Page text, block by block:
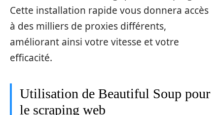
Cette installation rapide vous donnera accès
à des milliers de proxies différents,
améliorant ainsi votre vitesse et votre
efficacité.
Utilisation de Beautiful Soup pour
le scraping web